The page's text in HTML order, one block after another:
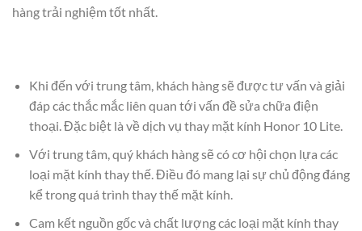
hàng trải nghiệm tốt nhất.
Khi đến với trung tâm, khách hàng sẽ được tư vấn và giải
đáp các thắc mắc liên quan tới vấn đề sửa chữa điện
thoại. Đặc biệt là về dịch vụ thay mặt kính Honor 10 Lite.
Với trung tâm, quý khách hàng sẽ có cơ hội chọn lựa các
loại mặt kính thay thế. Điều đó mang lại sự chủ động đáng
kể trong quá trình thay thế mặt kính.
Cam kết nguồn gốc và chất lượng các loại mặt kính thay